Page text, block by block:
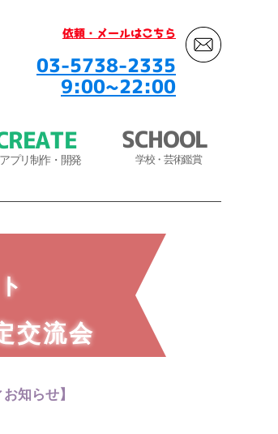
​依頼・メールはこちら
03-5738-2335
9:00~22:00
アプリ制作・開発
SCHOOL
学校・芸術鑑賞
交流会
知らせ】